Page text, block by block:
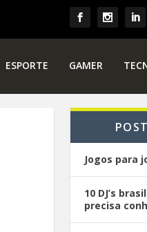
ESPORTE GAMER
Jogos para
10 DJ’s
precisa